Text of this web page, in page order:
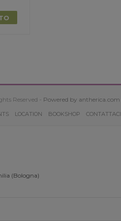
Reserved - Powered by antherica.com
LOCATION BOOKSHOP CONTATTACI
(Bologna)